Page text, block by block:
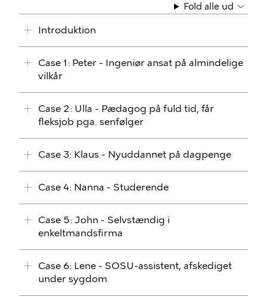
Fold alle ud
Introduktion
Case 1: Peter - Ingeniør ansat på almindelige
vilkår
Case 2: Ulla - Pædagog på fuld tid, får
fleksjob pga. senfølger
Case 3: Klaus - Nyuddannet på dagpenge
Case 4: Nanna - Studerende
Case 5: John - Selvstændig i
enkeltmandsfirma
Case 6: Lene - SOSU-assistent, afskediget
under sygdom